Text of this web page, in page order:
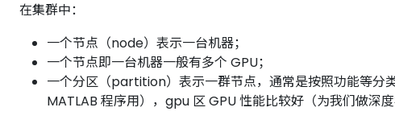
在集群中：
一个节点（node）表示一台机器；
一个节点即一台机器一般有多个 GPU；
一个分区（partition）表示一群节点，通常是按照功能等分
MATLAB 程序用），gpu 区 GPU 性能比较好（为我们做深